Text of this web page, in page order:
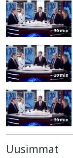
30 min
30 min
30 min
Uusimmat